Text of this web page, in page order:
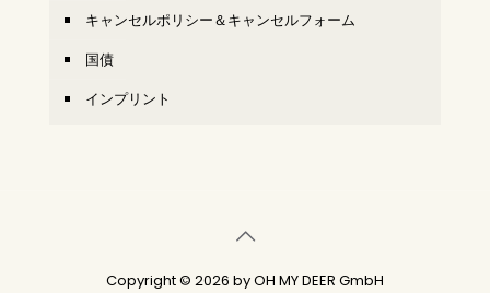
キャンセルポリシー＆キャンセルフォーム
国債
インプリント
Copyright © 2026 by OH MY DEER GmbH